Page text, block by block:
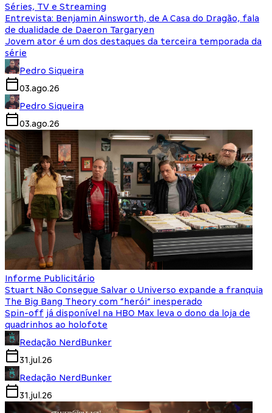
Séries, TV e Streaming
Entrevista: Benjamin Ainsworth, de A Casa do Dragão, fala
de dualidade de Daeron Targaryen
Jovem ator é um dos destaques da terceira temporada da
série
Pedro Siqueira
03.ago.26
Pedro Siqueira
03.ago.26
Informe Publicitário
Stuart Não Consegue Salvar o Universo expande a franquia
The Big Bang Theory com “herói” inesperado
Spin-off já disponível na HBO Max leva o dono da loja de
quadrinhos ao holofote
Redação NerdBunker
31.jul.26
Redação NerdBunker
31.jul.26